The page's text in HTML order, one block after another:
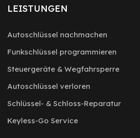
LEISTUNGEN
Autoschlüssel nachmachen
Funkschlüssel programmieren
Steuergeräte & Wegfahrsperre
Autoschlüssel verloren
Schlüssel- & Schloss-Reparatur
Keyless-Go Service